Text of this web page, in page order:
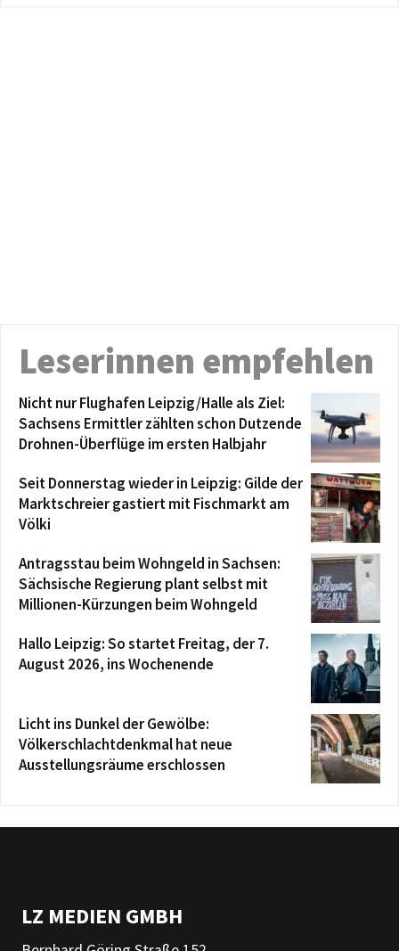
Leserinnen empfehlen
Nicht nur Flughafen Leipzig/Halle als Ziel:
Sachsens Ermittler zählten schon Dutzende
Drohnen-Überflüge im ersten Halbjahr
Seit Donnerstag wieder in Leipzig: Gilde der
Marktschreier gastiert mit Fischmarkt am
Völki
Antragsstau beim Wohngeld in Sachsen:
Sächsische Regierung plant selbst mit
Millionen-Kürzungen beim Wohngeld
Hallo Leipzig: So startet Freitag, der 7.
August 2026, ins Wochenende
Licht ins Dunkel der Gewölbe:
Völkerschlachtdenkmal hat neue
Ausstellungsräume erschlossen
LZ MEDIEN GMBH